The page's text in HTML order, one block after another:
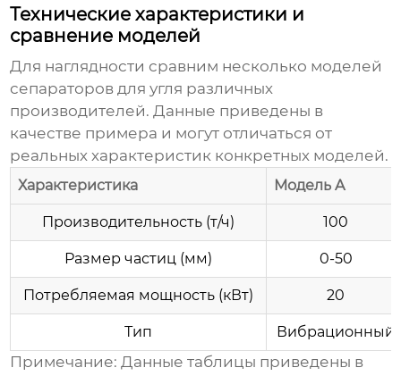
Технические характеристики и
сравнение моделей
Для наглядности сравним несколько моделей
сепараторов для угля различных
производителей. Данные приведены в
качестве примера и могут отличаться от
реальных характеристик конкретных моделей.
Характеристика Модель A
Производительность (т/ч) 100
Размер частиц (мм) 0-50
Потребляемая мощность (кВт) 20
Тип Вибрационный
Примечание: Данные таблицы приведены в